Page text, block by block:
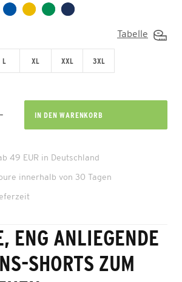
Tabelle
L XL XXL 3XL
IN DEN WARENKORB
49 EUR in Deutschland
innerhalb von 30 Tagen
ENG ANLIEGENDE
SHORTS ZUM